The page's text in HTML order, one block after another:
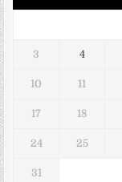
3 4
10 11
17 18
24 25
31